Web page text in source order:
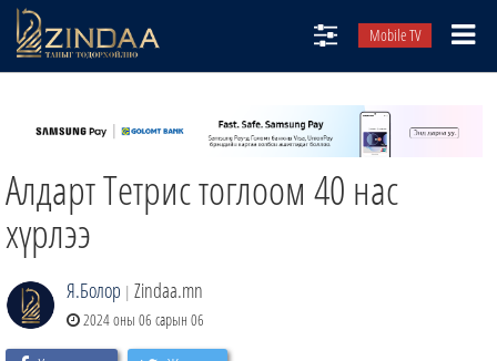
Mobile TV
ТВ8
ӨГЛӨӨНИЙ СОНИН
АУДИО ЗОХИОЛ
ЗИНДАА СЭТГҮҮЛ
Алдарт Тетрис тоглоом 40 нас
хүрлээ
Я.Болор | Zindaa.mn
2024 оны 06 сарын 06